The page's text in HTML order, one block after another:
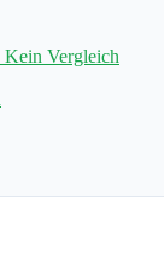
Kein Vergleich